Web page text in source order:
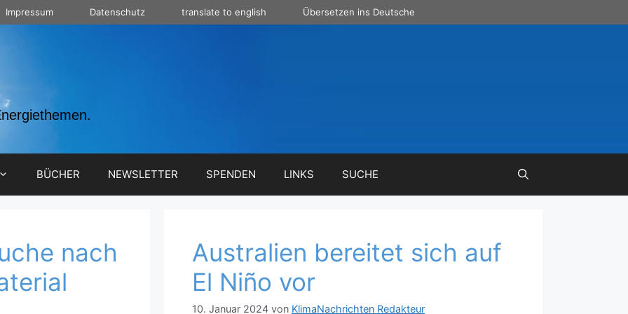
Impressum Datenschutz translate to english Übersetzen ins Deutsche
BÜCHER NEWSLETTER SPENDEN LINKS SUCHE
nach
Australien bereitet sich auf
El Niño vor
10. Januar 2024 von KlimaNachrichten Redakteur